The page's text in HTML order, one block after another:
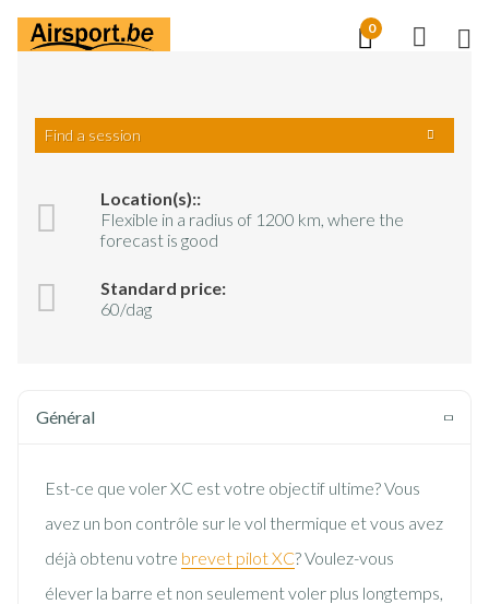
Aller
principal
0
Club XC
Find a session
Location(s)::
Flexible in a radius of 1200 km, where the
forecast is good
Standard price:
60/dag
Général
Est-ce que voler XC est votre objectif ultime? Vous
avez un bon contrôle sur le vol thermique et vous avez
déjà obtenu votre brevet pilot XC? Voulez-vous
élever la barre et non seulement voler plus longtemps,